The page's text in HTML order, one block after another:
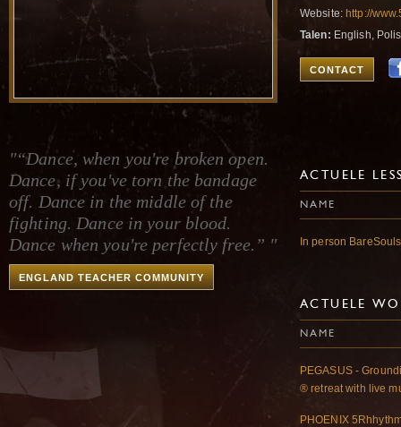
"“Dance, when you're broken open.
Dance, if you've torn the bandage
off. Dance in the middle of the
fighting. Dance in your blood.
Dance when you're perfectly free.” "
ENGLAND TEACHER COMMUNITY
Website: http://
Talen: English,
CONTACT
ACTUELE
NAME
In person
ACTUELE
NAME
PEGASUS -
® retreat with live
PHOENIX